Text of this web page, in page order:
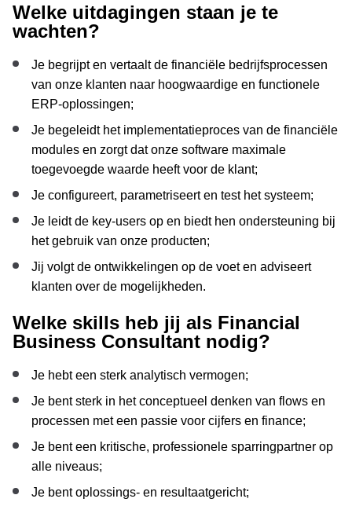
Welke uitdagingen staan je te
wachten?
Je begrijpt en vertaalt de financiële bedrijfsprocessen
van onze klanten naar hoogwaardige en functionele
ERP-oplossingen;
Je begeleidt het implementatieproces van de financiële
modules en zorgt dat onze software maximale
toegevoegde waarde heeft voor de klant;
Je configureert, parametriseert en test het systeem;
Je leidt de key-users op en biedt hen ondersteuning bij
het gebruik van onze producten;
Jij volgt de ontwikkelingen op de voet en adviseert
klanten over de mogelijkheden.
Welke skills heb jij als Financial
Business Consultant nodig?
Je hebt een sterk analytisch vermogen;
Je bent sterk in het conceptueel denken van flows en
processen met een passie voor cijfers en finance;
Je bent een kritische, professionele sparringpartner op
alle niveaus;
Je bent oplossings- en resultaatgericht;